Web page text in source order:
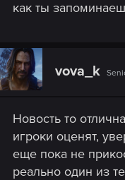
как ты
vova_k
Новость то
игроки оценят,
еще пока не
реально один из